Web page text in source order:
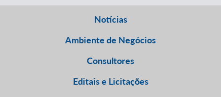
Notícias
Ambiente de Negócios
Consultores
Editais e Licitações